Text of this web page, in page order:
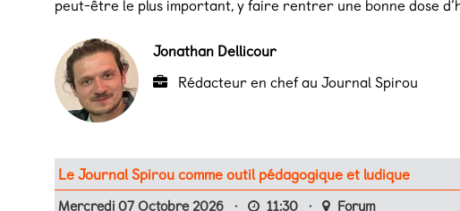
peut-être le plus important, y faire rentrer une bonne dose
Jonathan Dellicour
Rédacteur en chef au Journal Spirou
Le Journal Spirou comme outil pédagogique et ludique
Mercredi 07 Octobre 2026 · 11:30 · Forum